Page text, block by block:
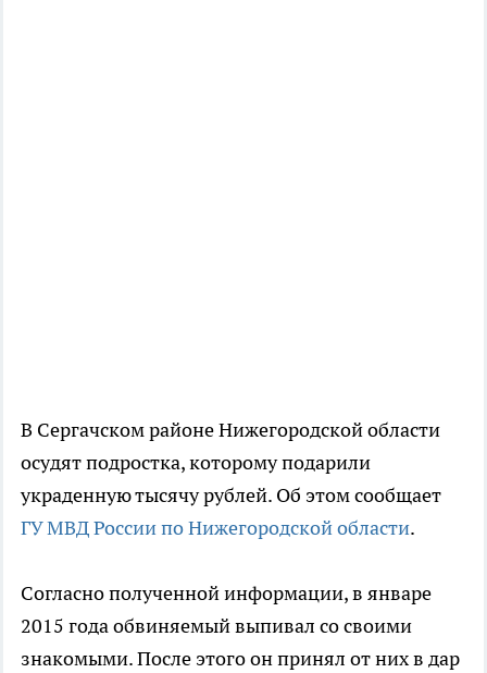
В Сергачском районе Нижегородской области
осудят подростка, которому подарили
украденную тысячу рублей. Об этом сообщает
ГУ МВД России по Нижегородской области.
Согласно полученной информации, в январе
2015 года обвиняемый выпивал со своими
знакомыми. После этого он принял от них в дар